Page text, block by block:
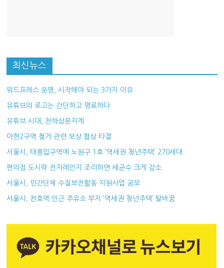
최신뉴스
워드프레스 운영, 시작해야 되는 3가지 이유
유튜브의 로고는 간단하고 명료하다
유튜브 시대, 천하삼분지계
아현2구역 철거 관련 보상 협상 타결
서울시, 태릉입구역에 노원구 1호 ‘역세권 청년주택’ 270세대
편의점 도시락 전자레인지 조리하면 세균수 크게 감소
서울시, 민간단체 수질보전활동 지원사업 공모
서울시, 천호역 인근 주유소 부지 ‘역세권 청년주택’ 탈바꿈